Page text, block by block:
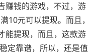
赚钱的游戏，不过，游
10元可以提现。而且，
能提现，而且，这款游
定靠谱，所以，还是值